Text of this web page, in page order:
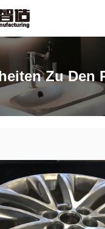
Zu Den